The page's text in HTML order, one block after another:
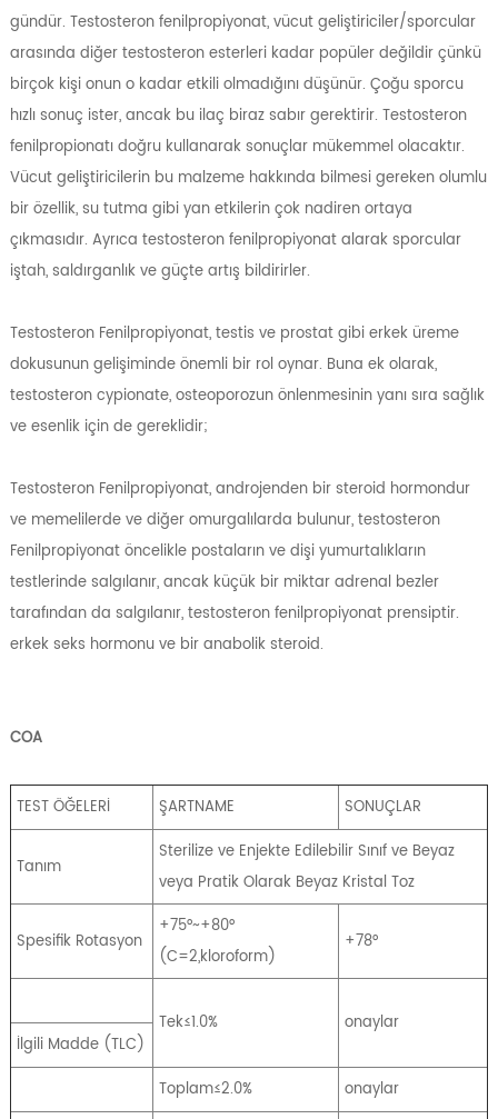
gündür. Testosteron fenilpropiyonat, vücut geliştiriciler/sporcular
arasında diğer testosteron esterleri kadar popüler değildir çünkü
birçok kişi onun o kadar etkili olmadığını düşünür. Çoğu sporcu
hızlı sonuç ister, ancak bu ilaç biraz sabır gerektirir. Testosteron
fenilpropionatı doğru kullanarak sonuçlar mükemmel olacaktır.
Vücut geliştiricilerin bu malzeme hakkında bilmesi gereken olumlu
bir özellik, su tutma gibi yan etkilerin çok nadiren ortaya
çıkmasıdır. Ayrıca testosteron fenilpropiyonat alarak sporcular
iştah, saldırganlık ve güçte artış bildirirler.
Testosteron Fenilpropiyonat, testis ve prostat gibi erkek üreme
dokusunun gelişiminde önemli bir rol oynar. Buna ek olarak,
testosteron cypionate, osteoporozun önlenmesinin yanı sıra sağlık
ve esenlik için de gereklidir;
Testosteron Fenilpropiyonat, androjenden bir steroid hormondur
ve memelilerde ve diğer omurgalılarda bulunur, testosteron
Fenilpropiyonat öncelikle postaların ve dişi yumurtalıkların
testlerinde salgılanır, ancak küçük bir miktar adrenal bezler
tarafından da salgılanır, testosteron fenilpropiyonat prensiptir.
erkek seks hormonu ve bir anabolik steroid.
COA
TEST ÖĞELERİ ŞARTNAME SONUÇLAR
Tanım
Sterilize ve Enjekte Edilebilir Sınıf ve Beyaz
veya Pratik Olarak Beyaz Kristal Toz
Spesifik Rotasyon
+75°~+80°
(C=2,kloroform)
+78°
Tek≤1.0%
onaylar
İlgili Madde (TLC)
Toplam≤2.0%
onaylar